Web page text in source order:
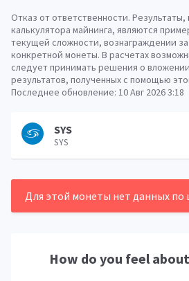
SYS
SYS
Для этой монеты нет данных по
How do you feel about
Отказ от ответственности.
калькулятора майнинга, являются
текущей сложности, вознаграждении
конкретной монеты. В расчетах
следует принимать решения о
результатов, полученных с помощью
Последнее обновление: 10 Авг 2026 3:18